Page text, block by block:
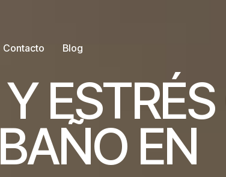
Contacto Blog
Y ESTRÉS
BAÑO EN